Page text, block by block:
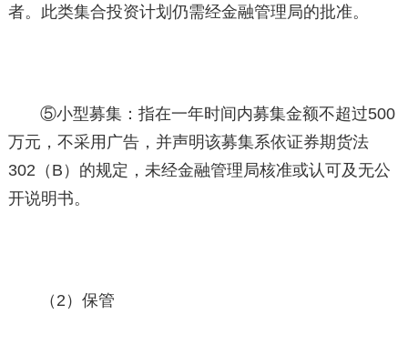
者。此类集合投资计划仍需经金融管理局的批准。
⑤小型募集：指在一年时间内募集金额不超过500
万元，不采用广告，并声明该募集系依证券期货法
302（B）的规定，未经金融管理局核准或认可及无公
开说明书。
（2）保管